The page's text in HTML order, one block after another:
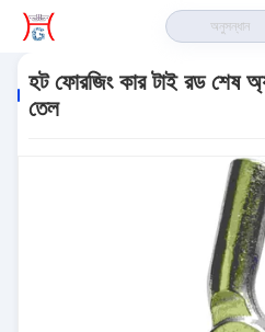
হট ফোরজিং কার টাই রড শেষ
তেল